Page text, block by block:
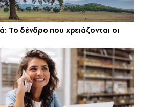
Το δένδρο που χρειάζονται οι